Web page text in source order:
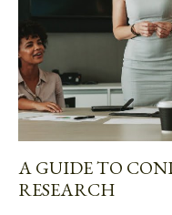
A GUIDE TO
RESEARCH